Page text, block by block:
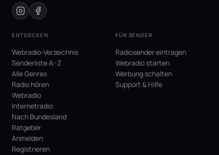
ENTDECKEN
Webradio-Verzeichnis
Senderliste A–Z
Alle Genres
Radio hören
Webradio
Internetradio
Nach Bundesland
Ratgeber
Anmelden
Registrieren
FÜR SENDER
Radiosender eintragen
Webradio starten
Werbung schalten
Support & Hilfe